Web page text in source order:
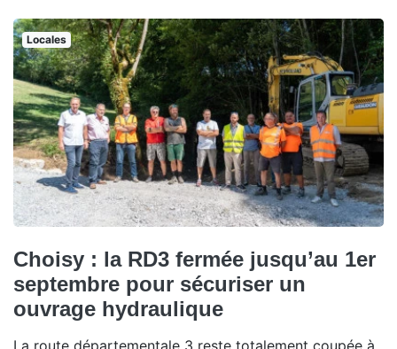
Locales
Choisy : la RD3 fermée jusqu’au 1er
septembre pour sécuriser un
ouvrage hydraulique